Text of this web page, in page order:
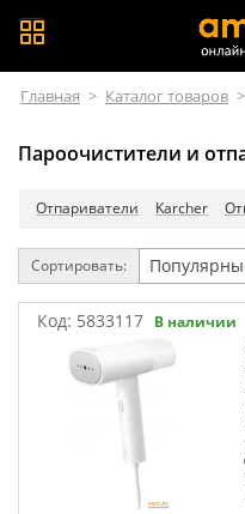
Главная > Каталог товаров >
Пароочистители и
Отпариватели Karcher
Сортировать:
Код: 5833117 В наличии